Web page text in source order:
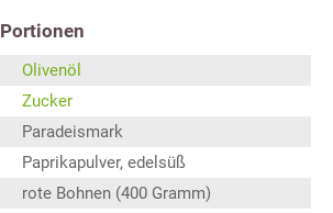
Portionen
Olivenöl
Zucker
Paradeismark
Paprikapulver, edelsüß
rote Bohnen (400 Gramm)